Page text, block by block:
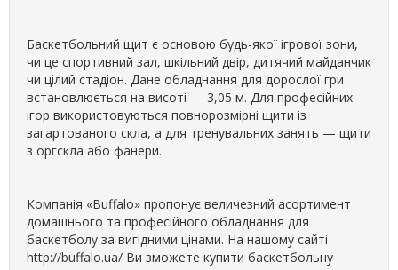
Баскетбольний щит є основою будь-якої ігрової зони,
чи це спортивний зал, шкільний двір, дитячий майданчик
чи цілий стадіон. Дане обладнання для дорослої гри
встановлюється на висоті — 3,05 м. Для професійних
ігор використовуються повнорозмірні щити із
загартованого скла, а для тренувальних занять — щити
з оргскла або фанери.
Компанія «Buffalo» пропонує величезний асортимент
домашнього та професійного обладнання для
баскетболу за вигідними цінами. На нашому сайті
http://buffalo.ua/ Ви зможете купити баскетбольну